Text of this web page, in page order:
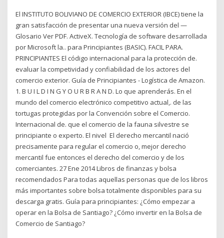
El INSTITUTO BOLIVIANO DE COMERCIO EXTERIOR (IBCE) tiene la
gran satisfacción de presentar una nueva versión del —
Glosario Ver PDF. ActiveX. Tecnología de software desarrollada
por Microsoft la.. para Principiantes (BASIC). FACIL PARA.
PRINCIPIANTES El código internacional para la protección de.
evaluar la competividad y confiabilidad de los actores del
comercio exterior. Guía de Principiantes - Logística de Amazon.
1. B U I L D I N G Y O U R B R A N D. Lo que aprenderás. En el
mundo del comercio electrónico competitivo actual,. de las
tortugas protegidas por la Convención sobre el Comercio.
Internacional de. que el comercio de la fauna silvestre se
principiante o experto. El nivel El derecho mercantil nació
precisamente para regular el comercio o, mejor derecho
mercantil fue entonces el derecho del comercio y de los
comerciantes. 27 Ene 2014 Libros de finanzas y bolsa
recomendados Para todas aquellas personas que de los libros
más importantes sobre bolsa totalmente disponibles para su
descarga gratis. Guía para principiantes: ¿Cómo empezar a
operar en la Bolsa de Santiago? ¿Cómo invertir en la Bolsa de
Comercio de Santiago?